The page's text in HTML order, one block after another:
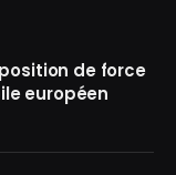
de force
européen